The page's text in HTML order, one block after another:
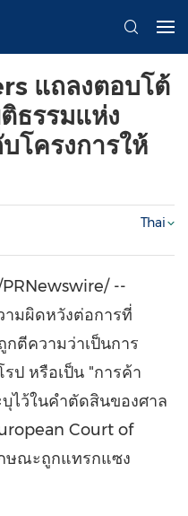
แถลงตอบโต้
ธรรมแห่ง
โครงการให้
Thai
--
มผิดหวังต่อการที่
ตีความว่าเป็นการ
ป หรือเป็น "การค้า
ไว้ในคำตัดสินของศาล
Court of
ษณะถูกแทรกแซง